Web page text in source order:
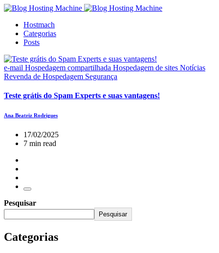
Hostmach
Categorias
Posts
e-mail Hospedagem compartilhada Hospedagem de sites Notícias
Revenda de Hospedagem Segurança
Teste grátis do Spam Experts e suas vantagens!
Ana Beatriz Rodrigues
17/02/2025
7 min read
Pesquisar
Pesquisar
Categorias